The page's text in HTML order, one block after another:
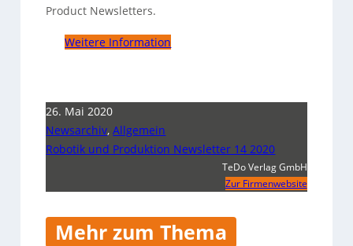
Product Newsletters.
Weitere Information
26. Mai 2020
Newsarchiv,Allgemein
Robotik und Produktion Newsletter 14 2020
TeDo Verlag GmbH
Zur Firmenwebsite
Mehr zum Thema